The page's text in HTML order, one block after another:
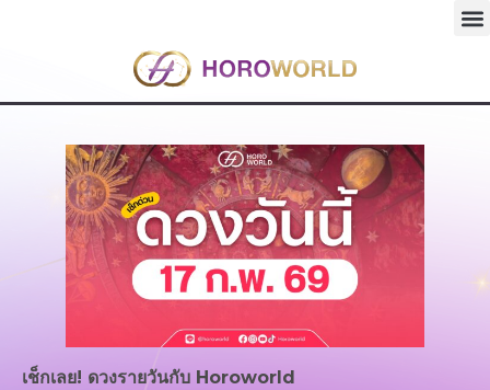
เช็กเลย! ดวงรายวันกับ Horoworld